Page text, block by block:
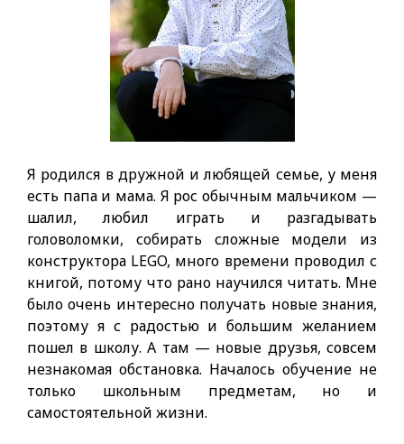
Я родился в дружной и любящей семье, у меня
есть папа и мама. Я рос обычным мальчиком —
шалил, любил играть и разгадывать
головоломки, собирать сложные модели из
конструктора LEGO, много времени проводил с
книгой, потому что рано научился читать. Мне
было очень интересно получать новые знания,
поэтому я с радостью и большим желанием
пошел в школу. А там — новые друзья, совсем
незнакомая обстановка. Началось обучение не
только школьным предметам, но и
самостоятельной жизни.